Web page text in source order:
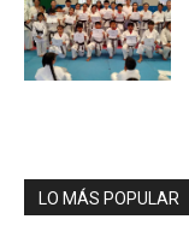
LO MÁS POPULAR